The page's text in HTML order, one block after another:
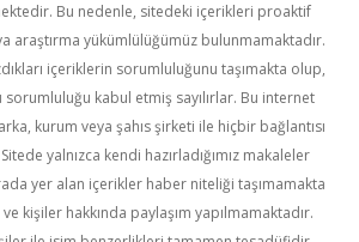
Bu nedenle, sitedeki içerikleri proaktif
araştırma yükümlülüğümüz bulunmamaktadır.
içeriklerin sorumluluğunu taşımakta olup,
kabul etmiş sayılırlar. Bu internet
kurum veya şahıs şirketi ile hiçbir bağlantısı
yalnızca kendi hazırladığımız makaleler
yer alan içerikler haber niteliği taşımamakta
kişiler hakkında paylaşım yapılmamaktadır.